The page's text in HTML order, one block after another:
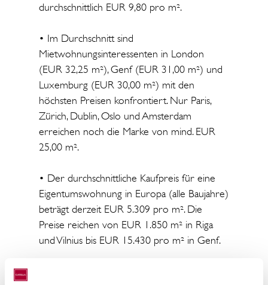
durchschnittlich EUR 9,80 pro m².
• Im Durchschnitt sind
Mietwohnungsinteressenten in London
(EUR 32,25 m²), Genf (EUR 31,00 m²) und
Luxemburg (EUR 30,00 m²) mit den
höchsten Preisen konfrontiert. Nur Paris,
Zürich, Dublin, Oslo und Amsterdam
erreichen noch die Marke von mind. EUR
25,00 m².
• Der durchschnittliche Kaufpreis für eine
Eigentumswohnung in Europa (alle Baujahre)
beträgt derzeit EUR 5.309 pro m². Die
Preise reichen von EUR 1.850 m² in Riga
und Vilnius bis EUR 15.430 pro m² in Genf.